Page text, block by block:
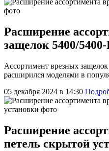
Расширение
защелок 5400/5400-
Ассортимент врезных
расширился моделями в
05 декабря 2024 в 14:30
Расширение
петель скрытой